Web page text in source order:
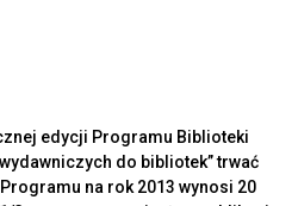
edycji Programu Biblioteki
do bibliotek” trwać
na rok 2013 wynosi 20